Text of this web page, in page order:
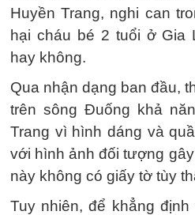
Huyền Trang, nghi can
hại cháu bé 2 tuổi ở Gia
hay không.
Qua nhận dạng ban đầu,
trên sông Đuống khả
Trang vì hình dáng và
với hình ảnh đối tượng
này không có giấy tờ tùy
Tuy nhiên, để khẳng